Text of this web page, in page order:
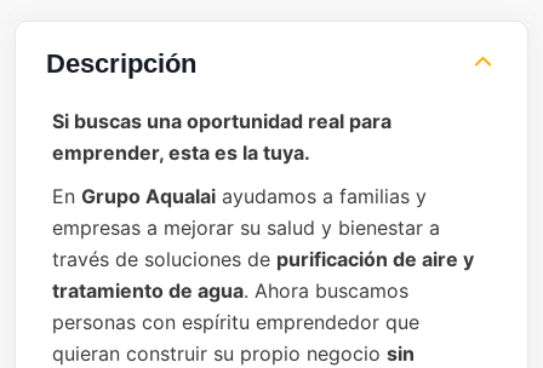
Descripción
Si buscas una oportunidad real para
emprender, esta es la tuya.
En Grupo Aqualai ayudamos a familias y
empresas a mejorar su salud y bienestar a
través de soluciones de purificación de aire y
tratamiento de agua. Ahora buscamos
personas con espíritu emprendedor que
quieran construir su propio negocio sin